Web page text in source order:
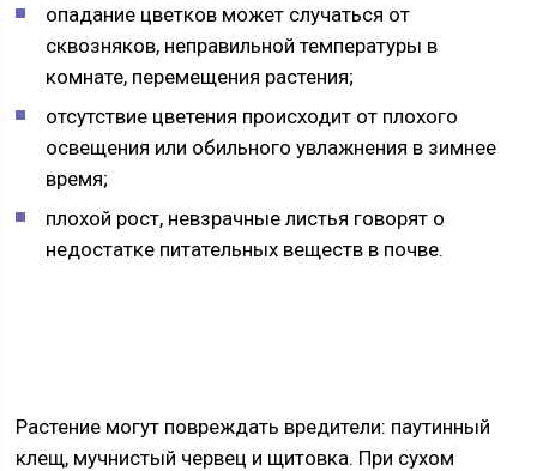
опадание цветков может случаться от
сквозняков, неправильной температуры в
комнате, перемещения растения;
отсутствие цветения происходит от плохого
освещения или обильного увлажнения в зимнее
время;
плохой рост, невзрачные листья говорят о
недостатке питательных веществ в почве.
Растение могут повреждать вредители: паутинный
клещ, мучнистый червец и щитовка. При сухом